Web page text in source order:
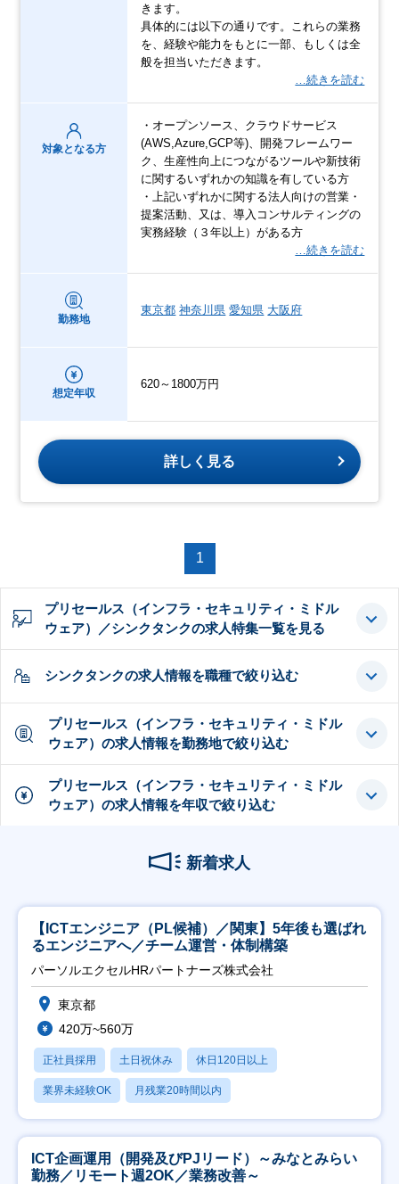
きます。
具体的には以下の通りです。これらの業務
を、経験や能力をもとに一部、もしくは全
般を担当いただきます。
…続きを読む
対象となる方
・オープンソース、クラウドサービス
(AWS,Azure,GCP等)、開発フレームワー
ク、生産性向上につながるツールや新技術
に関するいずれかの知識を有している方
・上記いずれかに関する法人向けの営業・
提案活動、又は、導入コンサルティングの
実務経験（３年以上）がある方
…続きを読む
勤務地
東京都 神奈川県 愛知県 大阪府
想定年収
620～1800万円
詳しく見る
1
プリセールス（インフラ・セキュリティ・ミドル
ウェア）／シンクタンクの求人特集一覧を見る
シンクタンクの求人情報を職種で絞り込む
プリセールス（インフラ・セキュリティ・ミドル
ウェア）の求人情報を勤務地で絞り込む
プリセールス（インフラ・セキュリティ・ミドル
ウェア）の求人情報を年収で絞り込む
新着求人
【ICTエンジニア（PL候補）／関東】5年後も選ばれ
るエンジニアへ／チーム運営・体制構築
パーソルエクセルHRパートナーズ株式会社
東京都
420万~560万
正社員採用 土日祝休み 休日120日以上
業界未経験OK 月残業20時間以内
ICT企画運用（開発及びPJリード）～みなとみらい
勤務／リモート週2OK／業務改善～